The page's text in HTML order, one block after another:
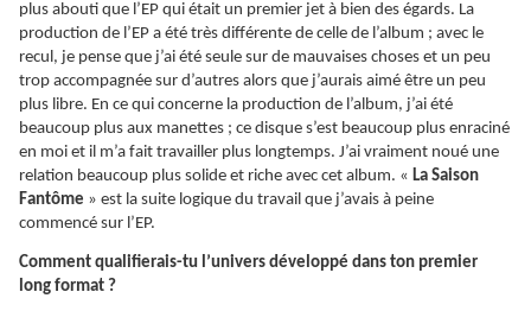
plus abouti que l’EP qui était un premier jet à bien des égards. La
production de l’EP a été très différente de celle de l’album ; avec le
recul, je pense que j’ai été seule sur de mauvaises choses et un peu
trop accompagnée sur d’autres alors que j’aurais aimé être un peu
plus libre. En ce qui concerne la production de l’album, j’ai été
beaucoup plus aux manettes ; ce disque s’est beaucoup plus enraciné
en moi et il m’a fait travailler plus longtemps. J’ai vraiment noué une
relation beaucoup plus solide et riche avec cet album. « La Saison
Fantôme » est la suite logique du travail que j’avais à peine
commencé sur l’EP.
Comment qualifierais-tu l’univers développé dans ton premier
long format ?